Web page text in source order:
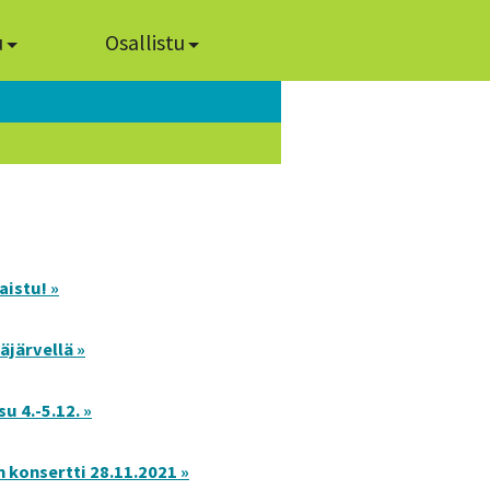
Osallistu
»
»
4.-5.12. »
28.11.2021 »